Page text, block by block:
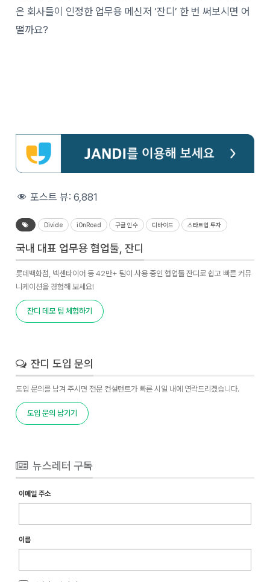
은 회사들이 인정한 업무용 메신저 ‘잔디’ 한 번 써보시면 어
떨까요?
포스트 뷰:6,881
Divide iOnRoad 구글 인수 디바이드 스타트업 투자
국내 대표 업무용 협업툴, 잔디
롯데백화점, 넥센타이어 등 42만+ 팀이 사용 중인 협업툴 잔디로 쉽고 빠른 커뮤
니케이션을 경험해 보세요!
잔디 데모 팀 체험하기
잔디 도입 문의
도입 문의를 남겨 주시면 전문 컨설턴트가 빠른 시일 내에 연락드리겠습니다.
도입 문의 남기기
뉴스레터 구독
이메일 주소
이름